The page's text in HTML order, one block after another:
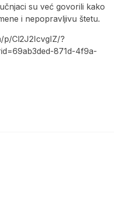
su već govorili kako
i nepopravljivu štetu.
p/Cl2J2IcvgIZ/?
871d-4f9a-